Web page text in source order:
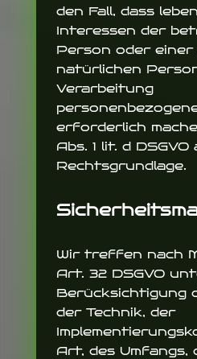
den Fall, dass
Interessen der
Person oder einer
natürlichen
Verarbeitung
erforderlich
Abs. 1 lit. d DSGVO
Rechtsgrundlage.
Wir treffen nach
Art. 32 DSGVO
Berücksichtigung
der Technik, der
Art, des Umfangs,